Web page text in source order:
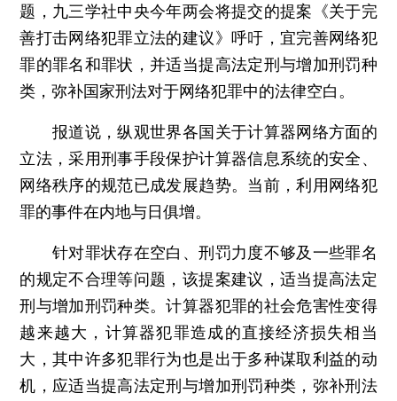
题，九三学社中央今年两会将提交的提案《关于完
善打击网络犯罪立法的建议》呼吁，宜完善网络犯
罪的罪名和罪状，并适当提高法定刑与增加刑罚种
类，弥补国家刑法对于网络犯罪中的法律空白。
报道说，纵观世界各国关于计算器网络方面的
立法，采用刑事手段保护计算器信息系统的安全、
网络秩序的规范已成发展趋势。当前，利用网络犯
罪的事件在内地与日俱增。
针对罪状存在空白、刑罚力度不够及一些罪名
的规定不合理等问题，该提案建议，适当提高法定
刑与增加刑罚种类。计算器犯罪的社会危害性变得
越来越大，计算器犯罪造成的直接经济损失相当
大，其中许多犯罪行为也是出于多种谋取利益的动
机，应适当提高法定刑与增加刑罚种类，弥补刑法